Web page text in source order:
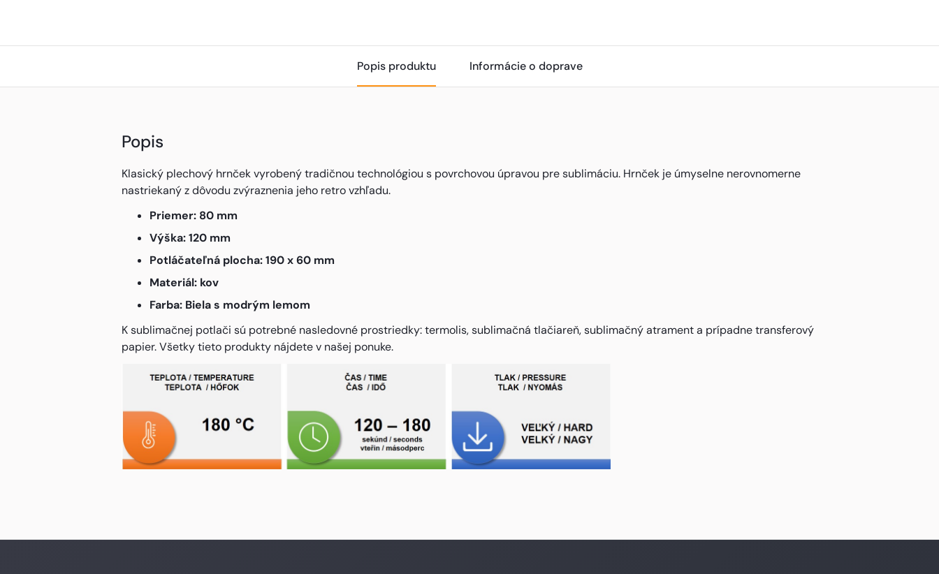
Popis produktu Informácie o doprave
Popis
Klasický plechový hrnček vyrobený tradičnou technológiou s povrchovou úpravou pre sublimáciu. Hrnček je úmyselne nerovnomerne
nastriekaný z dôvodu zvýraznenia jeho retro vzhľadu.
Priemer: 80 mm
Výška: 120 mm
Potláčateľná plocha: 190 x 60 mm
Materiál: kov
Farba: Biela s modrým lemom
K sublimačnej potlači sú potrebné nasledovné prostriedky: termolis, sublimačná tlačiareň, sublimačný atrament a prípadne transferový
papier. Všetky tieto produkty nájdete v našej ponuke.